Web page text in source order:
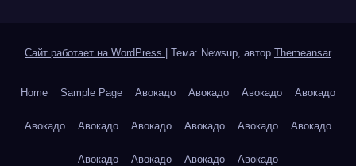
Сайт работает на WordPress Тема: Newsup, автор Themeansar
Home Sample Page Авокадо Авокадо Авокадо Авокадо
Авокадо Авокадо Авокадо Авокадо Авокадо Авокадо
Авокадо Авокадо Авокадо Авокадо